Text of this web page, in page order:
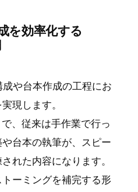
を効率化する
や台本作成の工程にお
現します。
、従来は手作業で行っ
台本の執筆が、スピー
れた内容になります。
ーミングを補完する形